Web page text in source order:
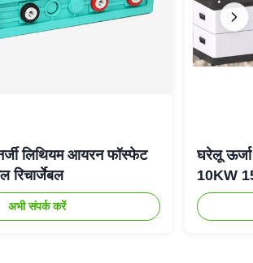
लिथियम आयरन फॉस्फेट
रिचार्जेबल
अभी संपर्क करें
घरेलू
10KW